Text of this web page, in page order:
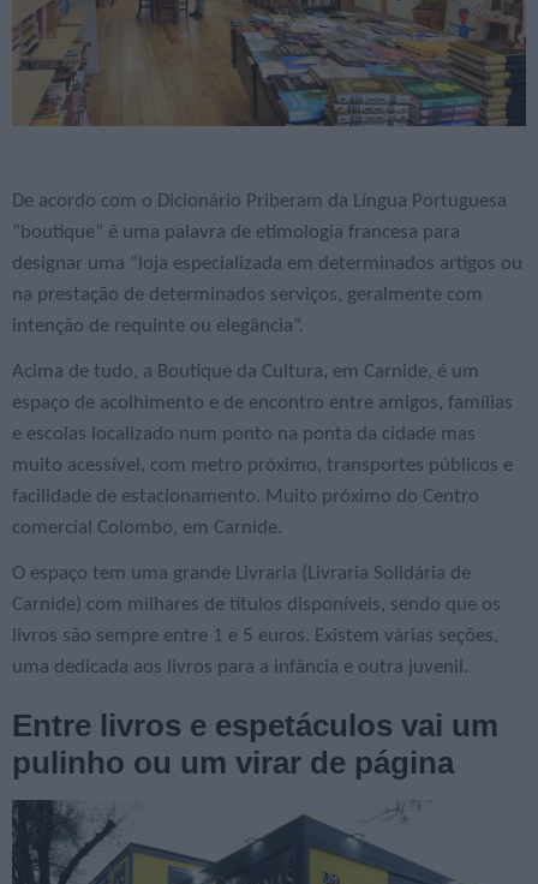
De acordo com o Dicionário Priberam da Língua Portuguesa
“boutique” é uma palavra de etimologia francesa para
designar uma “loja especializada em determinados artigos ou
na prestação de determinados serviços, geralmente com
intenção de requinte ou elegância”.
Acima de tudo, a Boutique da Cultura, em Carnide, é um
espaço de acolhimento e de encontro entre amigos, famílias
e escolas localizado num ponto na ponta da cidade mas
muito acessível, com metro próximo, transportes públicos e
facilidade de estacionamento. Muito próximo do Centro
comercial Colombo, em Carnide.
O espaço tem uma grande Livraria (Livraria Solidária de
Carnide) com milhares de títulos disponíveis, sendo que os
livros são sempre entre 1 e 5 euros. Existem várias seções,
uma dedicada aos livros para a infância e outra juvenil.
Entre livros e espetáculos vai um
pulinho ou um virar de página